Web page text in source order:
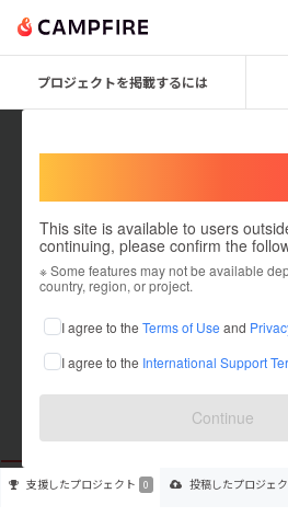
プロジェクトを掲載するには
This site is available to users
continuing, please confirm the
※ Some features may not be available
country, region, or project.
I agree to the Terms of Use and
I agree to the International Support
Continue
これまでに1件のプロジェクトを投稿し
在住国：未設定
出身国：未設定
支援したプロジェクト 0 投稿したプロジェ